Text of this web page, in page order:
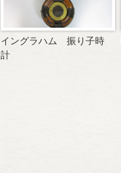
イングラハム 振り子時
計